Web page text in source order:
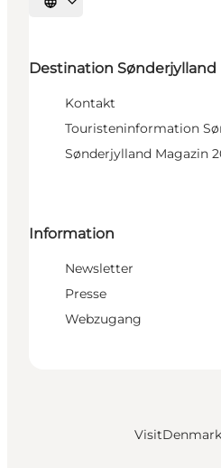
Sprache auswählen
Destination Sønderjylland
Kontakt
Touristeninformation
Sønderjylland Magazin
Information
Newsletter
Presse
Webzugang